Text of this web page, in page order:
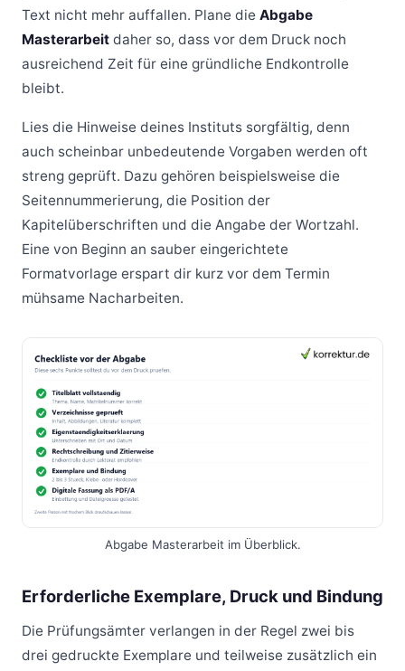
Text nicht mehr auffallen. Plane die Abgabe
Masterarbeit daher so, dass vor dem Druck noch
ausreichend Zeit für eine gründliche Endkontrolle
bleibt.
Lies die Hinweise deines Instituts sorgfältig, denn
auch scheinbar unbedeutende Vorgaben werden oft
streng geprüft. Dazu gehören beispielsweise die
Seitennummerierung, die Position der
Kapitelüberschriften und die Angabe der Wortzahl.
Eine von Beginn an sauber eingerichtete
Formatvorlage erspart dir kurz vor dem Termin
mühsame Nacharbeiten.
Abgabe Masterarbeit im Überblick.
Erforderliche Exemplare, Druck und Bindung
Die Prüfungsämter verlangen in der Regel zwei bis
drei gedruckte Exemplare und teilweise zusätzlich ein